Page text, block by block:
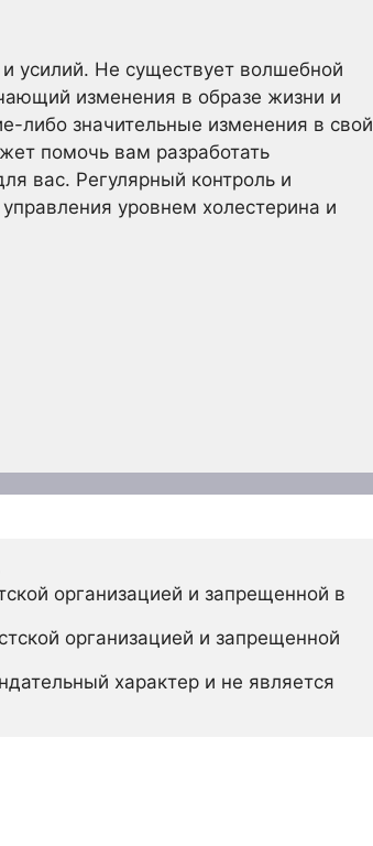
усилий. Не существует волшебной
изменения в образе жизни и
либо значительные изменения в свой
помочь вам разработать
вас. Регулярный контроль и
уровнем холестерина и
организацией и запрещенной в
организацией и запрещенной
характер и не является